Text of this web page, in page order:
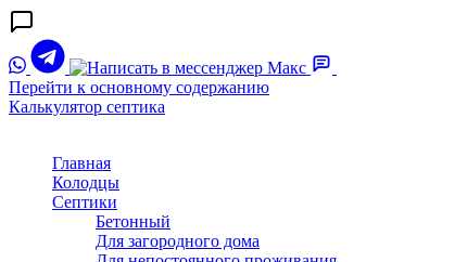
Перейти к основному содержанию
Калькулятор септика
Главная
Колодцы
Септики
Бетонный
Для загородного дома